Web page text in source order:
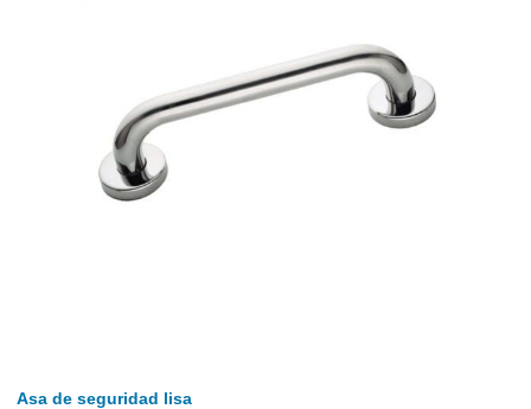
Asa de seguridad lisa